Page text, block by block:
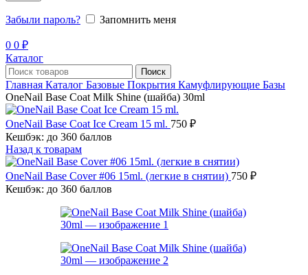
Забыли пароль? Запомнить меня
0 0 ₽
Каталог
Поиск
Главная Каталог Базовые Покрытия Камуфлирующие Базы
OneNail Base Coat Milk Shine (шайба) 30ml
OneNail Base Coat Ice Cream 15 ml. 750 ₽
Кешбэк: до 360 баллов
Назад к товарам
OneNail Base Cover #06 15ml. (легкие в снятии) 750 ₽
Кешбэк: до 360 баллов